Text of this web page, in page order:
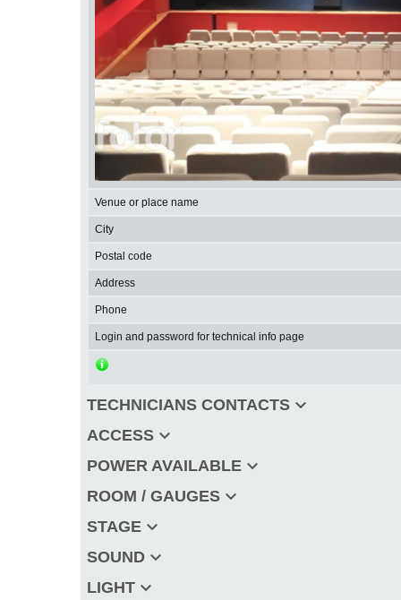
Venue or place name
City
Postal code
Address
Phone
Login and password for technical info page
TECHNICIANS CONTACTS keyboard_arrow_down
ACCESS keyboard_arrow_down
POWER AVAILABLE keyboard_arrow_down
ROOM / GAUGES keyboard_arrow_down
STAGE keyboard_arrow_down
SOUND keyboard_arrow_down
LIGHT keyboard_arrow_down